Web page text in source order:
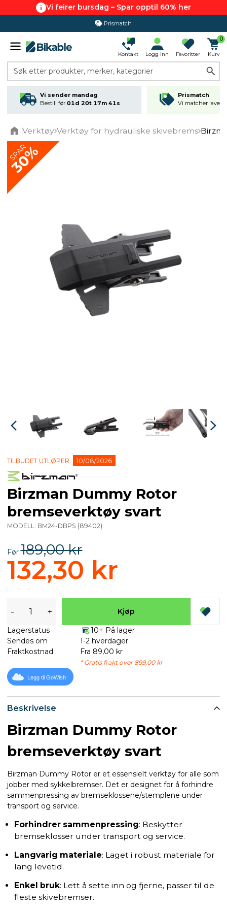
Vi feirer bursdag – Spar opptil 60% her
Prismatch
Kontakt Logg Inn Favoritter
0
Kurv
Søk etter produkter, merker, kategorier
Vi sender mandag
Bestill før 01d 20t 17m 41s
Prismatch
Vi matcher
Verktøy Verktøy for hydrauliske skivebrems
SPAR
30%
Beskrivelse
Birzman Dummy Rotor
bremseverktøy svart
Birzman Dummy Rotor er et essensielt verktøy for alle som
jobber med sykkelbremser. Det er designet for å forhindre
sammenpressing av bremseklossene/stemplene under
transport og service.
Forhindrer sammenpressing: Beskytter
bremseklosser under transport og service.
Langvarig materiale: Laget i robust materiale for
lang levetid.
Enkel bruk: Lett å sette inn og fjerne, passer til de
fleste skivebremser.
TILBUDET UTLØPER 10/08/2026
Birzman Dummy Rotor
bremseverktøy svart
MODELL: BM24-DBPS (89402)
Før189,00 kr
132,30 kr
- + Kjøp
Lagerstatus
10+ På lager
Sendes om
1-2 hverdager
Fraktkostnad
Fra 89,00 kr
* Gratis frakt over 899,00 kr
Legg til GoWish